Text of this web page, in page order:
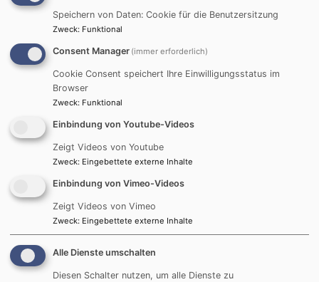
S wie Schleißheim
Die EJ setzt sich aus der Jugend der Trinitatiskirche in
Oberschleißheim und der Jugend derGenezareth-
Unterschleißheim zusammen. Die Gemeinden in
Ober- und Unterschleißheim arbeiten hier zusammen
und tauschen sich aus. Deswegen finden manche
Veranstaltungen in den Räumen in Oberschleißheim
statt und manche in Unterschleißheim.
Speichern von Daten: Cookie für die Benutzersitzung
Zweck: Funktional
Consent Manager (immer erforderlich)
Cookie Consent speichert Ihre Einwilligungsstatus im
Browser
Zweck: Funktional
Einbindung von Youtube-Videos
Zeigt Videos von Youtube
Zweck: Eingebettete externe Inhalte
Einbindung von Vimeo-Videos
Zeigt Videos von Vimeo
Zweck: Eingebettete externe Inhalte
Alle Dienste umschalten
Diesen Schalter nutzen, um alle Dienste zu